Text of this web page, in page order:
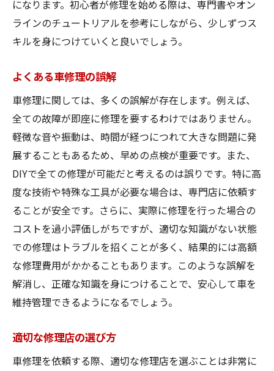
車修理の専門家になるための資格
経験を積むための実践的なトレーニング
ネットワークを広げるためのイベント参加
最新情報を学ぶためのリソース
プロとしての心得と心構え
車の故障を未然に防ぐメンテナンス方法
定期点検の重要性
オイル交換のタイミング
タイヤのメンテナンス法
バッテリー寿命を延ばす方法
エアフィルターの交換時期
季節ごとのメンテナンスチェック
になります。初心者が修理を始める際は、専門書やオン
ラインのチュートリアルを参考にしながら、少しずつス
キルを身につけていくと良いでしょう。
よくある車修理の誤解
車修理に関しては、多くの誤解が存在します。例えば、
全ての故障が即座に修理を要するわけではありません。
軽微な音や振動は、時間が経つにつれて大きな問題に発
展することもあるため、早めの点検が重要です。また、
DIYで全ての修理が可能だと考えるのは誤りです。特に高
度な技術や特殊な工具が必要な場合は、専門店に依頼す
ることが安全です。さらに、実際に修理を行った場合の
コストを過小評価しがちですが、適切な知識がない状態
での修理はトラブルを招くことが多く、結果的には高額
な修理費用がかかることもあります。このような誤解を
解消し、正確な知識を身につけることで、安心して車を
維持管理できるようになるでしょう。
適切な修理店の選び方
車修理を依頼する際、適切な修理店を選ぶことは非常に